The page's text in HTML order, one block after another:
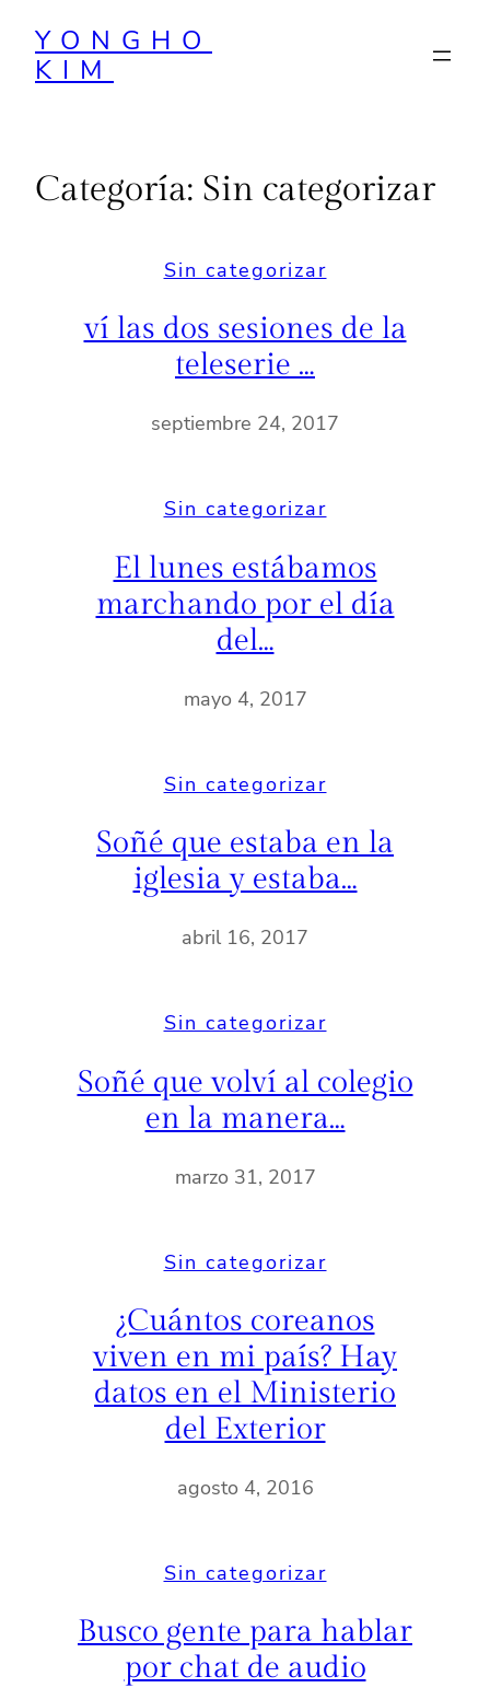
contenido
YONGHO
KIM
Categoría: Sin categorizar
Sin categorizar
ví las dos sesiones de la
teleserie …
septiembre 24, 2017
Sin categorizar
El lunes estábamos
marchando por el día
del…
mayo 4, 2017
Sin categorizar
Soñé que estaba en la
iglesia y estaba…
abril 16, 2017
Sin categorizar
Soñé que volví al colegio
en la manera…
marzo 31, 2017
Sin categorizar
¿Cuántos coreanos
viven en mi país? Hay
datos en el Ministerio
del Exterior
agosto 4, 2016
Sin categorizar
Busco gente para hablar
por chat de audio